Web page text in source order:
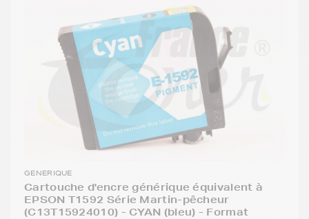
GENERIQUE
Cartouche d'encre générique équivalent à
EPSON T1592 Série Martin-pêcheur
(C13T15924010) - CYAN (bleu) - Format